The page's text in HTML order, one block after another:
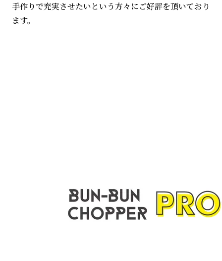
手作りで充実させたいという方々にご好評を頂いており
ます。